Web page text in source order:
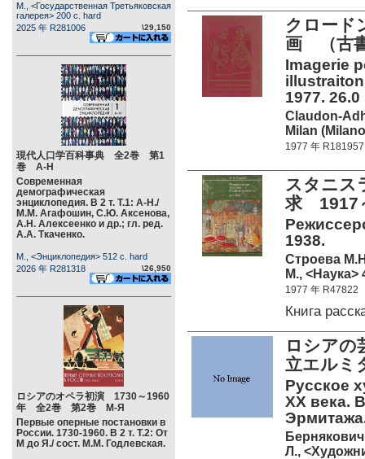
М., <Государственная Третьяковская
галерея> 200 c. hard
2025 年 R281006
\29,150
現代人口学百科事典 全2巻 第1
巻 А-Н
Современная
демографическая
энциклопедия. В 2 т. Т.1: А-Н./
М.М. Агафошин, С.Ю. Аксенова,
А.Н. Алексеенко и др.; гл. ред.
А.А. Ткаченко.
М., <Энциклопедия> 512 c. hard
2026 年 R281318
\26,950
ロシアのオペラ初演 1730～1960
年 全2巻 第2巻 М-Я
Первые оперные постановки в
России. 1730-1960. В 2 т. Т.2: От
М до Я./ сост. М.М. Годлевская.
クロー
画 （古
Imagerie
1977.
Claudon-
Milan
1977 年 R181957
スタニス
求 1917
1938.
Строева
М., <Наука>
1977 年 R47822
Книга
ロシア
立エルミ
Русское
ХХ века.
Л.,